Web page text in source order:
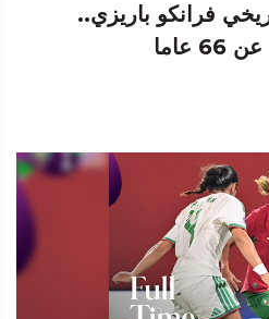
فرانكو باريزي..